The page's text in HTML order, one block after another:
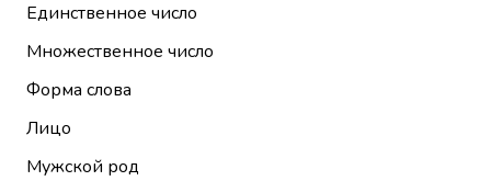
Единственное число
Множественное число
Форма слова
Лицо
Мужской род